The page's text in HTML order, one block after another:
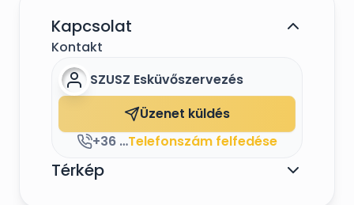
Kapcsolat
Kontakt
SZUSZ Esküvőszervezés
Üzenet küldés
+36 20 2973766Telefonszám felfedése
Térkép